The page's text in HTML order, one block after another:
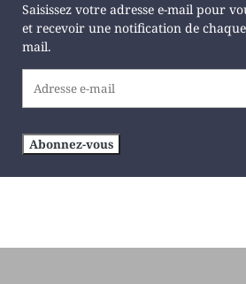
Saisissez votre adresse e-mail pour
et recevoir une notification de
mail.
Abonnez-vous